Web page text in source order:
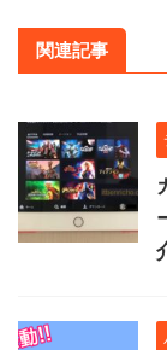
関連記事